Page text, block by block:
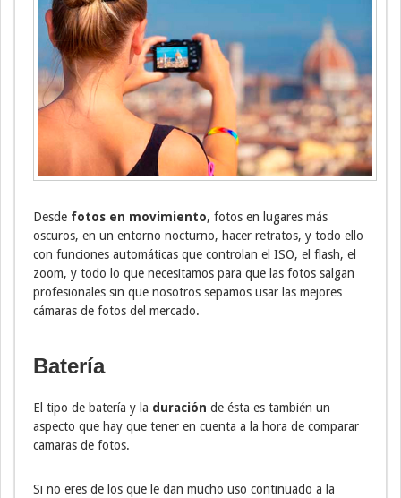
Desde fotos en movimiento, fotos en lugares más
oscuros, en un entorno nocturno, hacer retratos, y todo ello
con funciones automáticas que controlan el ISO, el flash, el
zoom, y todo lo que necesitamos para que las fotos salgan
profesionales sin que nosotros sepamos usar las mejores
cámaras de fotos del mercado.
Batería
El tipo de batería y la duración de ésta es también un
aspecto que hay que tener en cuenta a la hora de comparar
camaras de fotos.
Si no eres de los que le dan mucho uso continuado a la